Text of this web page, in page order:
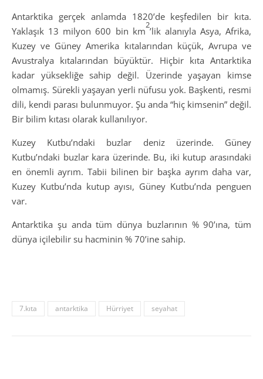
Antarktika gerçek anlamda 1820’de keşfedilen bir kıta.
Yaklaşık 13 milyon 600 bin km
2
’lik alanıyla Asya, Afrika,
Kuzey ve Güney Amerika kıtalarından küçük, Avrupa ve
Avustralya kıtalarından büyüktür. Hiçbir kıta Antarktika
kadar yüksekliğe sahip değil. Üzerinde yaşayan kimse
olmamış. Sürekli yaşayan yerli nüfusu yok. Başkenti, resmi
dili, kendi parası bulunmuyor. Şu anda “hiç kimsenin” değil.
Bir bilim kıtası olarak kullanılıyor.
Kuzey Kutbu’ndaki buzlar deniz üzerinde. Güney
Kutbu’ndaki buzlar kara üzerinde. Bu, iki kutup arasındaki
en önemli ayrım. Tabii bilinen bir başka ayrım daha var,
Kuzey Kutbu’nda kutup ayısı, Güney Kutbu’nda penguen
var.
Antarktika şu anda tüm dünya buzlarının % 90’ına, tüm
dünya içilebilir su hacminin % 70’ine sahip.
7.kıta antarktika Hürriyet seyahat